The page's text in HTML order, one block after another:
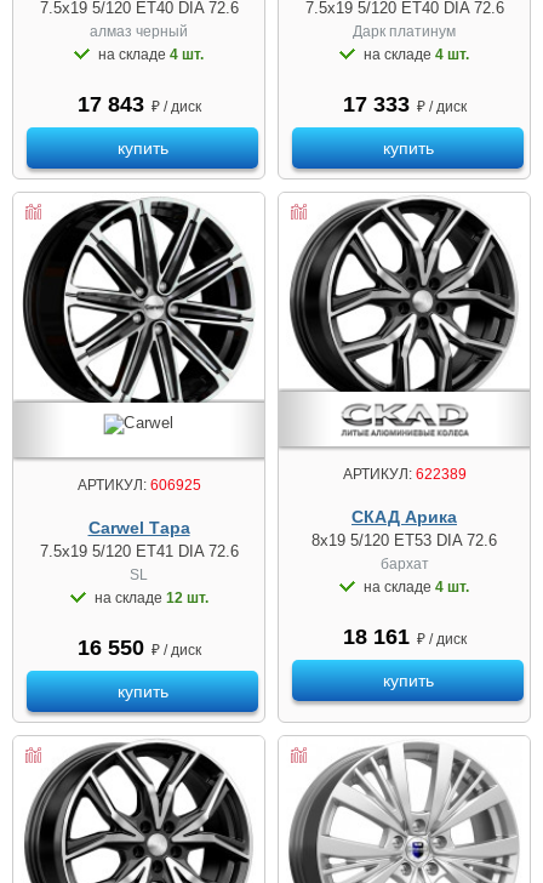
7.5x19 5/120 ET40 DIA 72.6
алмаз чeрный
на складе 4 шт.
17 843 ₽ / диск
купить
7.5x19 5/120 ET40 DIA 72.6
Дарк платинум
на складе 4 шт.
17 333 ₽ / диск
купить
АРТИКУЛ:606925
Carwel Тара
7.5x19 5/120 ET41 DIA 72.6
SL
на складе 12 шт.
16 550 ₽ / диск
купить
АРТИКУЛ:622389
СКАД Арика
8x19 5/120 ET53 DIA 72.6
бархат
на складе 4 шт.
18 161 ₽ / диск
купить